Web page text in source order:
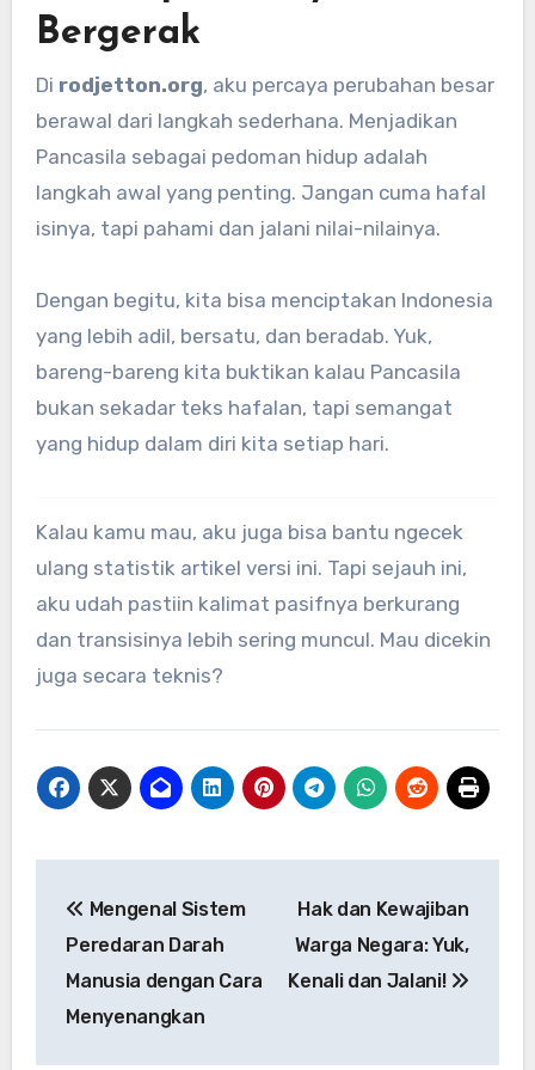
Bergerak
Di rodjetton.org, aku percaya perubahan besar
berawal dari langkah sederhana. Menjadikan
Pancasila sebagai pedoman hidup adalah
langkah awal yang penting. Jangan cuma hafal
isinya, tapi pahami dan jalani nilai-nilainya.
Dengan begitu, kita bisa menciptakan Indonesia
yang lebih adil, bersatu, dan beradab. Yuk,
bareng-bareng kita buktikan kalau Pancasila
bukan sekadar teks hafalan, tapi semangat
yang hidup dalam diri kita setiap hari.
Kalau kamu mau, aku juga bisa bantu ngecek
ulang statistik artikel versi ini. Tapi sejauh ini,
aku udah pastiin kalimat pasifnya berkurang
dan transisinya lebih sering muncul. Mau dicekin
juga secara teknis?
pos
Mengenal Sistem
Peredaran Darah
Manusia dengan Cara
Menyenangkan
Hak dan Kewajiban
Warga Negara: Yuk,
Kenali dan Jalani!